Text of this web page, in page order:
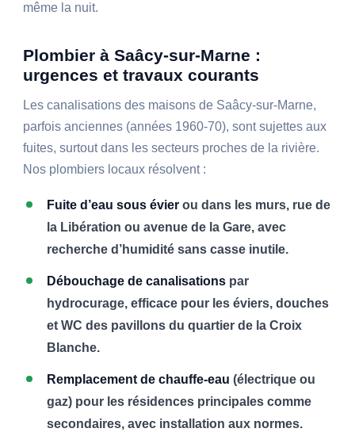
même la nuit.
Plombier à Saâcy-sur-Marne :
urgences et travaux courants
Les canalisations des maisons de Saâcy-sur-Marne,
parfois anciennes (années 1960-70), sont sujettes aux
fuites, surtout dans les secteurs proches de la rivière.
Nos plombiers locaux résolvent :
Fuite d’eau sous évier ou dans les murs, rue de
la Libération ou avenue de la Gare, avec
recherche d’humidité sans casse inutile.
Débouchage de canalisations par
hydrocurage, efficace pour les éviers, douches
et WC des pavillons du quartier de la Croix
Blanche.
Remplacement de chauffe-eau (électrique ou
gaz) pour les résidences principales comme
secondaires, avec installation aux normes.